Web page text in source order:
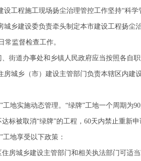
程施工现场扬尘治理管控工作坚持“科学
建设委负责牵头制定本市建设工程扬尘治
常监督检查工作。
道办事处和乡镇人民政府应当按照各自职
乡（市）建设主管部门负责本辖区内建设
实施动态管理。“绿牌”工地一个周期为90
被取消“绿牌”的工程，60天内禁止重新申
地享受以下政策：
城乡建设主管部门和相关执法部门可适当